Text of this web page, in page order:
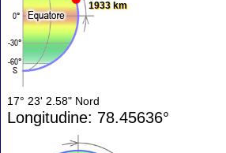
1933 km
17° 23' 2.58" Nord
Longitudine: 78.45636°